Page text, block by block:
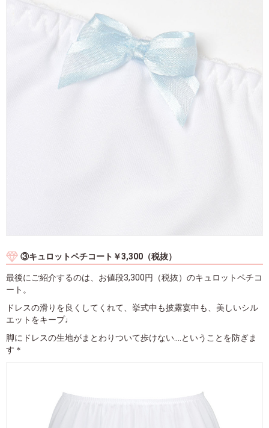
③キュロットペチコート￥3,300（税抜）
最後にご紹介するのは、お値段3,300円（税抜）のキュロットペチコ
ート。
ドレスの滑りを良くしてくれて、挙式中も披露宴中も、美しいシル
エットをキープ♩
脚にドレスの生地がまとわりついて歩けない....ということを防ぎま
す＊